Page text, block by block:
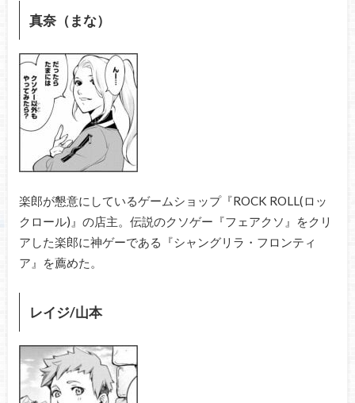
真奈（まな）
楽郎が懇意にしているゲームショップ『ROCK ROLL(ロッ
クロール)』の店主。伝説のクソゲー『フェアクソ』をクリ
アした楽郎に神ゲーである『シャングリラ・フロンティ
ア』を薦めた。
レイジ/山本